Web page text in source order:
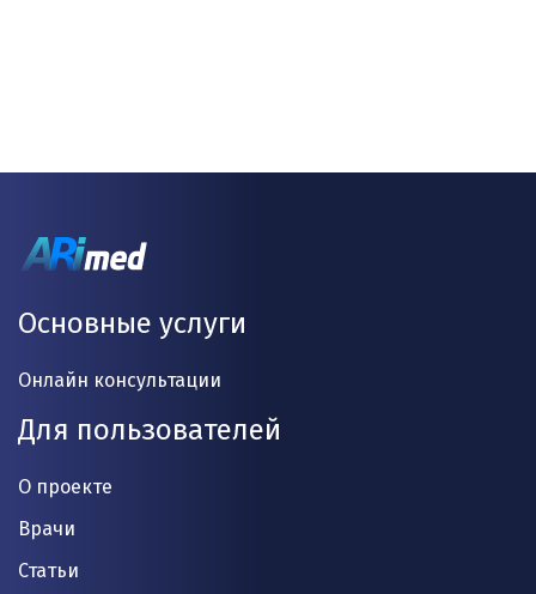
Основные услуги
Онлайн консультации
Для пользователей
О проекте
Врачи
Статьи